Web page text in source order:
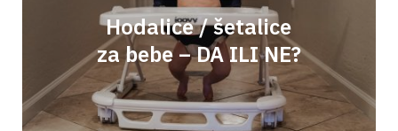
Hodalice / šetalice
za bebe – DA ILI NE?